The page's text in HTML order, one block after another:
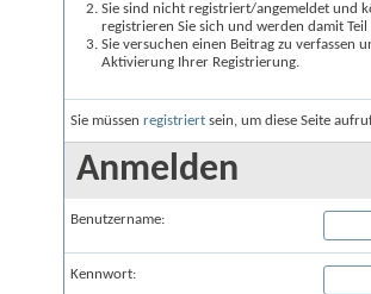
Sie sind nicht registriert/angemeldet und
registrieren Sie sich und werden damit
Sie versuchen einen Beitrag zu verfassen
Aktivierung Ihrer Registrierung.
Sie müssen registriert sein, um diese Seite
Anmelden
Benutzername:
Kennwort: